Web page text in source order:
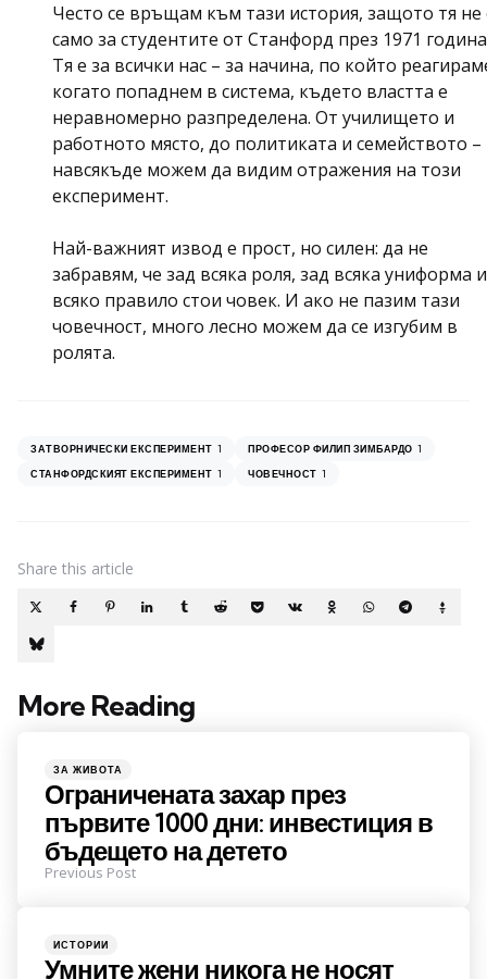
Често се връщам към тази история, защото тя не
само за студентите от Станфорд през 1971
Тя е за всички нас – за начина, по който
когато попаднем в система, където властта е
неравномерно разпределена. От училището и
работното място, до политиката и семейството –
навсякъде можем да видим отражения на този
експеримент.
Най-важният извод е прост, но силен: да не
забравям, че зад всяка роля, зад всяка униформа и
всяко правило стои човек. И ако не пазим тази
човечност, много лесно можем да се изгубим в
ролята.
ЗАТВОРНИЧЕСКИ ЕКСПЕРИМЕНТ 1 ПРОФЕСОР ФИЛИП ЗИМБАРДО 1
СТАНФОРДСКИЯТ ЕКСПЕРИМЕНТ 1 ЧОВЕЧНОСТ 1
Share this article
More Reading
Post
Posted
ЗА ЖИВОТА
Ограничената захар през
първите 1000 дни: инвестиция в
бъдещето на детето
Previous Post
Posted
ИСТОРИИ
Умните жени никога не носят